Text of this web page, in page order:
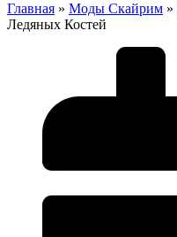
Главная » Моды Скайрим »
Ледяных Костей